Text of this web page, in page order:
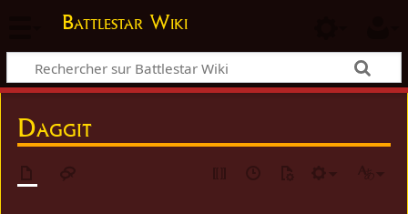
Battlestar Wiki
Daggit